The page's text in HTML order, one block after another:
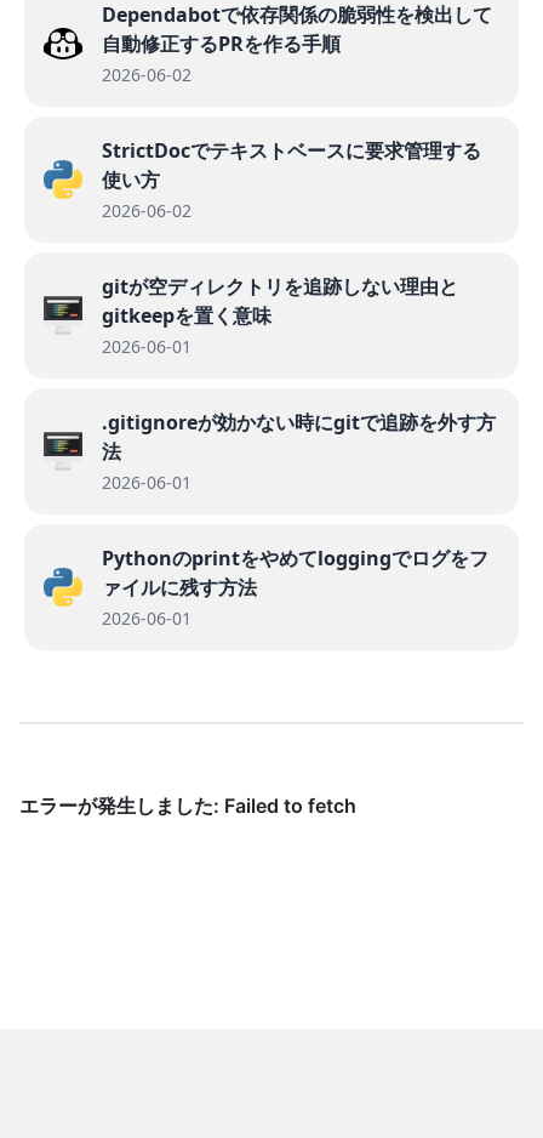
Dependabotで依存関係の脆弱性を検出して
自動修正するPRを作る手順
2026-06-02
StrictDocでテキストベースに要求管理する
使い方
2026-06-02
gitが空ディレクトリを追跡しない理由と
gitkeepを置く意味
2026-06-01
.gitignoreが効かない時にgitで追跡を外す方
法
2026-06-01
Pythonのprintをやめてloggingでログをフ
ァイルに残す方法
2026-06-01